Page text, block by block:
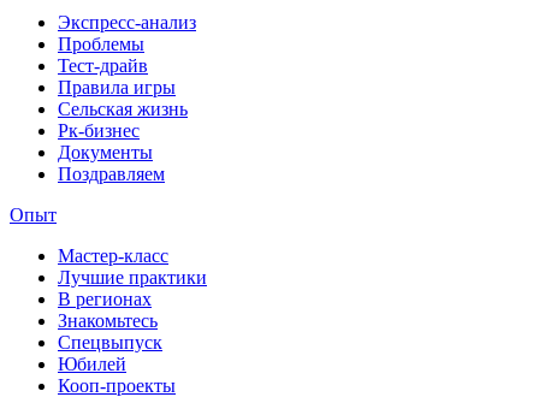
Экспресс-анализ
Проблемы
Тест-драйв
Правила игры
Сельская жизнь
Рк-бизнес
Документы
Поздравляем
Опыт
Мастер-класс
Лучшие практики
В регионах
Знакомьтесь
Спецвыпуск
Юбилей
Кооп-проекты